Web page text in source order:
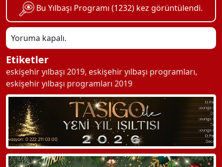
Bu Yılbaşı Programı (1232) kez görüntülendi.
Yoruma kapalı.
Etiketler
eskişehir yılbaşı 2019, eskişehir yılbaşı programları,
eskişehir yılbaşı programları 2019